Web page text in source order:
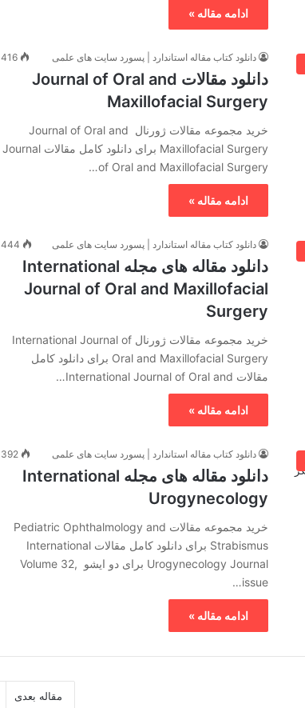
ادامه مقاله »
دانلود کتاب مقاله استاندارد | پسورد سایت های علمی 416
دانلود مقالات Journal of Oral and
Maxillofacial Surgery
خرید مجموعه مقالات ژورنال Journal of Oral and
Maxillofacial Surgery برای دانلود کامل مقالات Journal
of Oral and Maxillofacial Surgery…
ادامه مقاله »
دانلود کتاب مقاله استاندارد | پسورد سایت های علمی 444
دانلود مقاله های مجله International
Journal of Oral and Maxillofacial
Surgery
خرید مجموعه مقالات ژورنال International Journal of
Oral and Maxillofacial Surgery برای دانلود کامل
مقالات International Journal of Oral and…
ادامه مقاله »
دانلود کتاب مقاله استاندارد | پسورد سایت های علمی 392
دانلود مقاله های مجله International
Urogynecology
خرید مجموعه مقالات Pediatric Ophthalmology and
Strabismus برای دانلود کامل مقالات International
Urogynecology Journal برای دو ایشو Volume 32,
issue…
ادامه مقاله »
مقاله بعدی